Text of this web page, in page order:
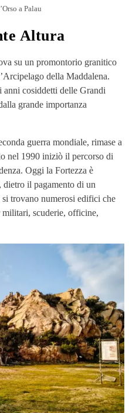
a Palau
Altura
su un promontorio granitico
della Maddalena.
cosiddetti delle Grandi
grande importanza
guerra mondiale, rimase a
nel 1990 iniziò il percorso di
Oggi la Fortezza è
dietro il pagamento di un
trovano numerosi edifici che
scuderie, officine,